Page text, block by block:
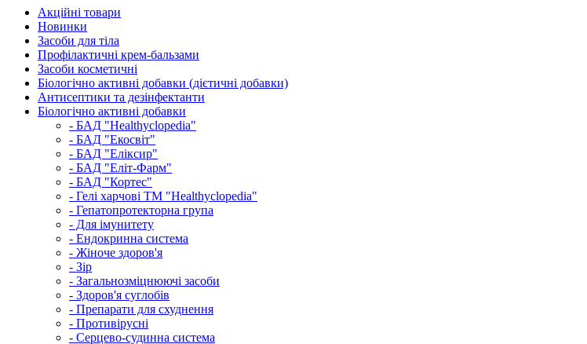
Акційні товари
Новинки
Засоби для тіла
Профілактичні крем-бальзами
Засоби косметичні
Біологічно активні добавки (дієтичні добавки)
Антисептики та дезінфектанти
Біологічно активні добавки
- БАД "Healthyclopedia"
- БАД "Екосвіт"
- БАД "Еліксир"
- БАД "Еліт-Фарм"
- БАД "Кортес"
- Гелі харчові ТМ "Healthyclopedia"
- Гепатопротекторна група
- Для імунитету
- Ендокринна система
- Жіноче здоров'я
- Зір
- Загальнозміцнюючі засоби
- Здоров'я суглобів
- Препарати для схуднення
- Противірусні
- Серцево-судинна система